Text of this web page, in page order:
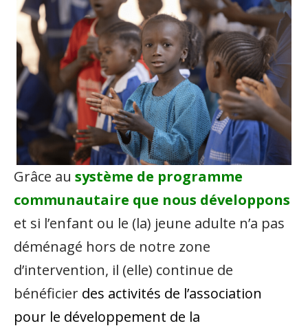
Grâce au système de programme
communautaire que nous développons
et si l’enfant ou le (la) jeune adulte n’a pas
déménagé hors de notre zone
d’intervention, il (elle) continue de
bénéficier des activités de l’association
pour le développement de la